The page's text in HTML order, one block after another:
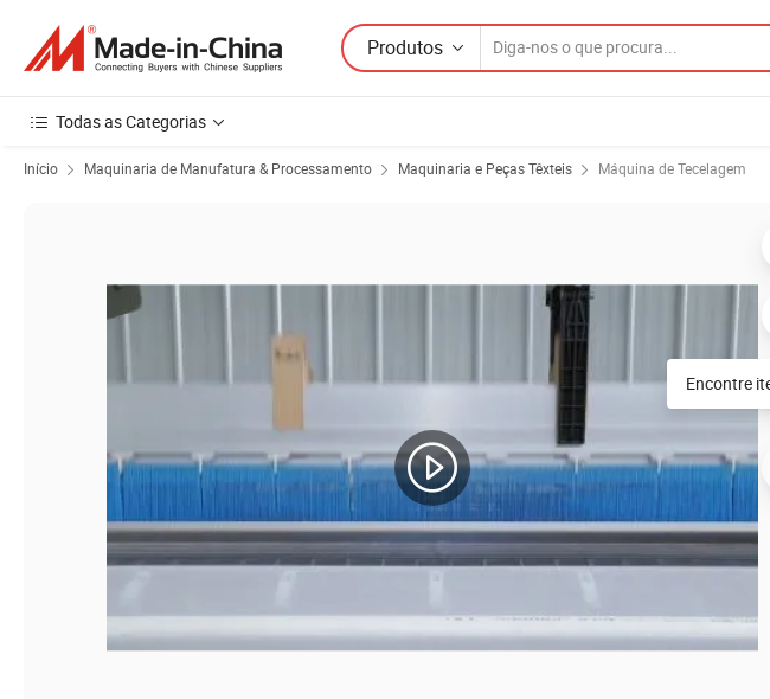
Produtos
Todas as Categorias
Início Maquinaria de Manufatura & Processamento Maquinaria e Peças Têxteis Máquina de Tecelagem
Encontre